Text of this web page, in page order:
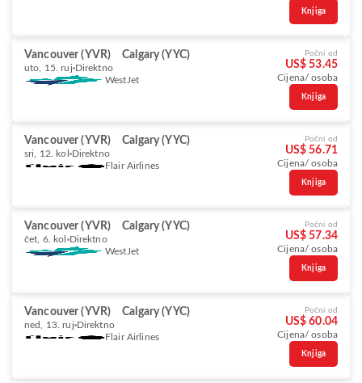
Knjiga
Vancouver (YVR) Calgary (YYC)
uto, 15. ruj Direktno
WestJet
Počni od
US$ 53.45
Cijena/ osoba
Knjiga
Vancouver (YVR) Calgary (YYC)
sri, 12. kol Direktno
Flair Airlines
Počni od
US$ 56.71
Cijena/ osoba
Knjiga
Vancouver (YVR) Calgary (YYC)
čet, 6. kol Direktno
WestJet
Počni od
US$ 57.34
Cijena/ osoba
Knjiga
Vancouver (YVR) Calgary (YYC)
ned, 13. ruj Direktno
Flair Airlines
Počni od
US$ 60.04
Cijena/ osoba
Knjiga